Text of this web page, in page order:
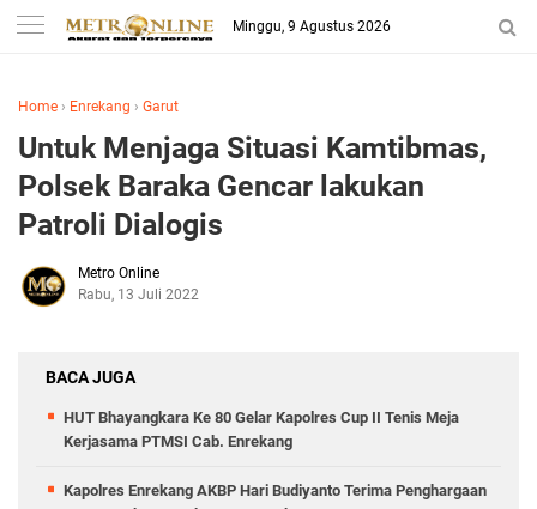
Minggu, 9 Agustus 2026
Home › Enrekang › Garut
Untuk Menjaga Situasi Kamtibmas,
Polsek Baraka Gencar lakukan
Patroli Dialogis
Metro Online
Rabu, 13 Juli 2022
BACA JUGA
HUT Bhayangkara Ke 80 Gelar Kapolres Cup II Tenis Meja
Kerjasama PTMSI Cab. Enrekang
Kapolres Enrekang AKBP Hari Budiyanto Terima Penghargaan